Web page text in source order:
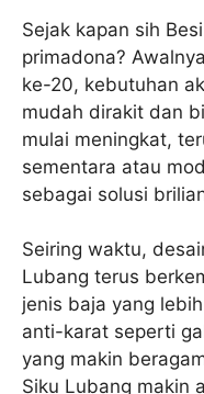
Sejak kapan sih
primadona?
ke-20, kebutuhan
mudah dirakit dan
mulai meningkat,
sementara atau
sebagai solusi
Seiring waktu,
Lubang terus
jenis baja yang
anti-karat seperti
yang makin
Siku Lubang makin